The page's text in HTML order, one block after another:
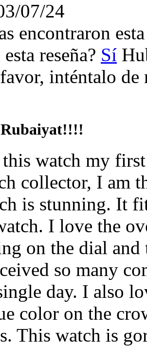
07/24
encontraron
reseña? Sí
inténtalo de
Rubaiyat!!!!
watch my
collector, I am
is stunning. It
I love the
on the dial
so many
day. I also
color on the
This watch is